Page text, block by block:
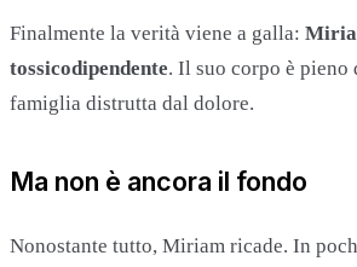
Finalmente la verità viene a galla:
tossicodipendente. Il suo corpo è pieno
famiglia distrutta dal dolore.
Ma non è ancora il fondo
Nonostante tutto, Miriam ricade. In